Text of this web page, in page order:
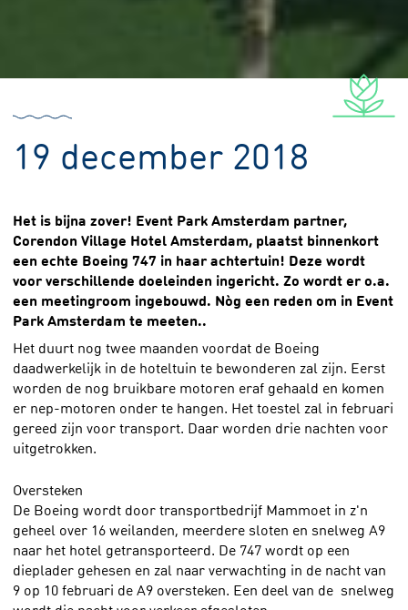
19 december 2018
Het is bijna zover! Event Park Amsterdam partner,
Corendon Village Hotel Amsterdam, plaatst binnenkort
een echte Boeing 747 in haar achtertuin! Deze wordt
voor verschillende doeleinden ingericht. Zo wordt er o.a.
een meetingroom ingebouwd. Nòg een reden om in Event
Park Amsterdam te meeten..
Het duurt nog twee maanden voordat de Boeing
daadwerkelijk in de hoteltuin te bewonderen zal zijn. Eerst
worden de nog bruikbare motoren eraf gehaald en komen
er nep-motoren onder te hangen. Het toestel zal in februari
gereed zijn voor transport. Daar worden drie nachten voor
uitgetrokken.
Oversteken
De Boeing wordt door transportbedrijf Mammoet in z'n
geheel over 16 weilanden, meerdere sloten en snelweg A9
naar het hotel getransporteerd. De 747 wordt op een
dieplader gehesen en zal naar verwachting in de nacht van
9 op 10 februari de A9 oversteken. Een deel van de snelweg